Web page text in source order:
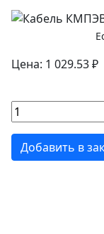
Цена: 1 029.53 ₽
Добавить в